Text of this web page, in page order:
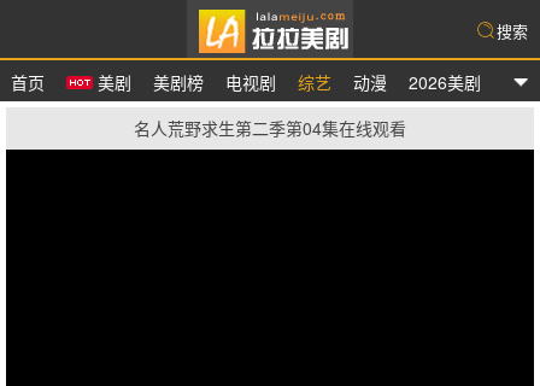
拉拉美剧
首页 美剧 美剧榜 电视剧 综艺 动漫 2026美剧
搜索
名人荒野求生第二季第04集在线观看